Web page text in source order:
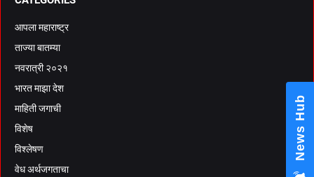
आपला महाराष्ट्र
ताज्या बातम्या
नवरात्री २०२१
भारत माझा देश
माहिती जगाची
विशेष
विश्लेषण
वेध अर्थजगताचा
News Hub